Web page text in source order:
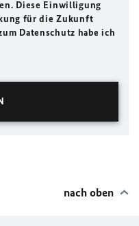
Diese Einwilligung
für die Zukunft
Datenschutz habe ich
nach oben